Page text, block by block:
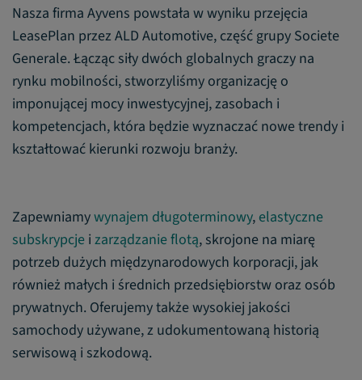
Nasza firma Ayvens powstała w wyniku przejęcia
LeasePlan przez ALD Automotive, część grupy Societe
Generale. Łącząc siły dwóch globalnych graczy na
rynku mobilności, stworzyliśmy organizację o
imponującej mocy inwestycyjnej, zasobach i
kompetencjach, która będzie wyznaczać nowe trendy i
kształtować kierunki rozwoju branży.
Zapewniamywynajem długoterminowy, elastyczne
subskrypcje i zarządzanie flotą, skrojone na miarę
potrzeb dużych międzynarodowych korporacji, jak
również małych i średnich przedsiębiorstw oraz osób
prywatnych. Oferujemy także wysokiej jakości
samochody używane, z udokumentowaną historią
serwisową i szkodową.